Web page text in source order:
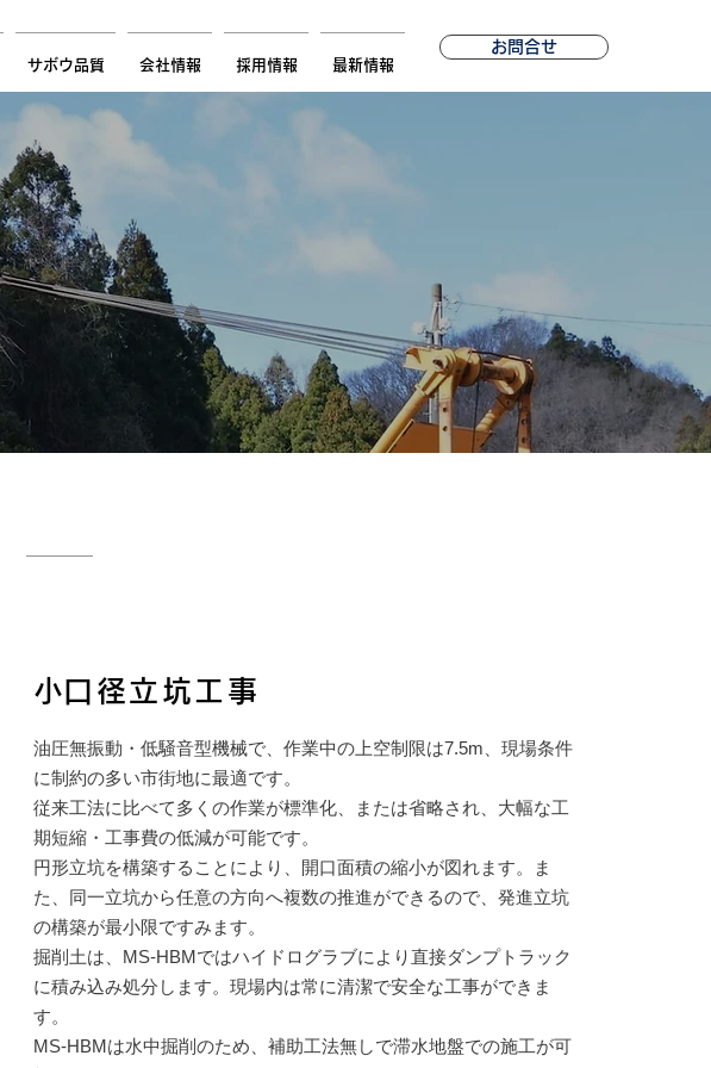
サボウ品質 会社情報 採用情報 最新情報
お問合せ
​​小口径立坑工事
油圧無振動・低騒音型機械で、作業中の上空制限は7.5m、現場条件
に制約の多い市街地に最適です。
従来工法に比べて多くの作業が標準化、または省略され、大幅な工
期短縮・工事費の低減が可能です。
円形立坑を構築することにより、開口面積の縮小が図れます。ま
た、同一立坑から任意の方向へ複数の推進ができるので、発進立坑
の構築が最小限ですみます。
掘削土は、MS-HBMではハイドログラブにより直接ダンプトラック
に積み込み処分します。現場内は常に清潔で安全な工事ができま
す。
MS-HBMは水中掘削のため、補助工法無しで滞水地盤での施工が可